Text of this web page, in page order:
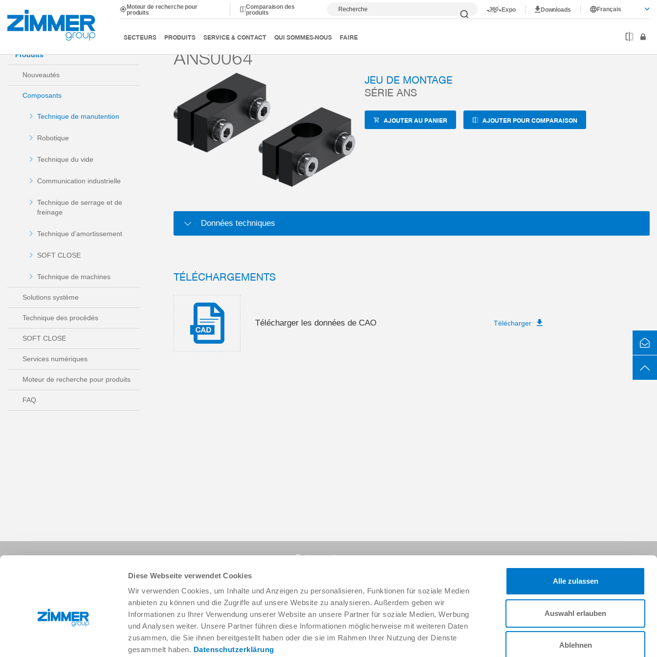
Diese Webseite verwendet Cookies
Wir verwenden Cookies, um Inhalte und Anzeigen zu personalisieren, Funktionen für soziale Medien
anbieten zu können und die Zugriffe auf unsere Website zu analysieren. Außerdem geben wir
Informationen zu Ihrer Verwendung unserer Website an unsere Partner für soziale Medien, Werbung
und Analysen weiter. Unsere Partner führen diese Informationen möglicherweise mit weiteren Daten
zusammen, die Sie ihnen bereitgestellt haben oder die sie im Rahmen Ihrer Nutzung der Dienste
gesammelt haben. Datenschutzerklärung
Alle zulassen
Auswahl erlauben
Ablehnen
Moteur de recherche pour
produits
Comparaison des
produits
Recherche Expo Downloads Français
SECTEURS PRODUITS SERVICE & CONTACT QUI SOMMES-NOUS FAIRE
Démarrage Produits Composants Technique de manutention Accessoires ZUB-REF ANS0064
Produits
Nouveautés
Composants
Technique de manutention
Robotique
Technique du vide
Communication industrielle
Technique de serrage et de
freinage
Technique d’amortissement
SOFT CLOSE
Technique de machines
Solutions système
Technique des procédés
SOFT CLOSE
Services numériques
Moteur de recherche pour produits
FAQ
ANS0064
JEU DE MONTAGE
SÉRIE ANS
AJOUTER AU PANIER AJOUTER POUR COMPARAISON
Données techniques
TÉLÉCHARGEMENTS
Télécharger les données de CAO Télécharger
Partager cette page :
+33 388 833896 info.fr@zimmer-group.com